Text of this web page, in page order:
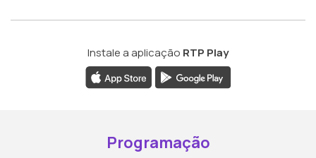
Instale a aplicação RTP Play
Programação